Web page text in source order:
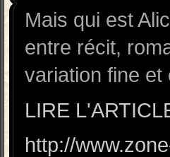
Mais qui est
entre récit,
variation fine et
LIRE
http://